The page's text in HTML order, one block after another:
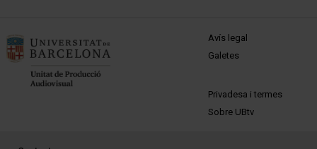
MENÚ PEU 1
Avís legal
Galetes
PEU 2
Privadesa i termes
Sobre UBtv